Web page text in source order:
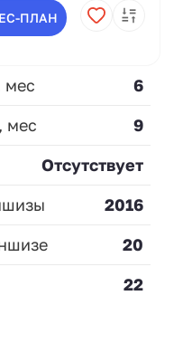
ПЛАН
мес
6
мес
9
Отсутствует
2016
20
22